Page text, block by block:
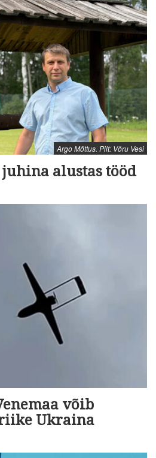
Argo Mõttus. Pilt: Võru Vesi
juhina alustas tööd
võib
Ukraina